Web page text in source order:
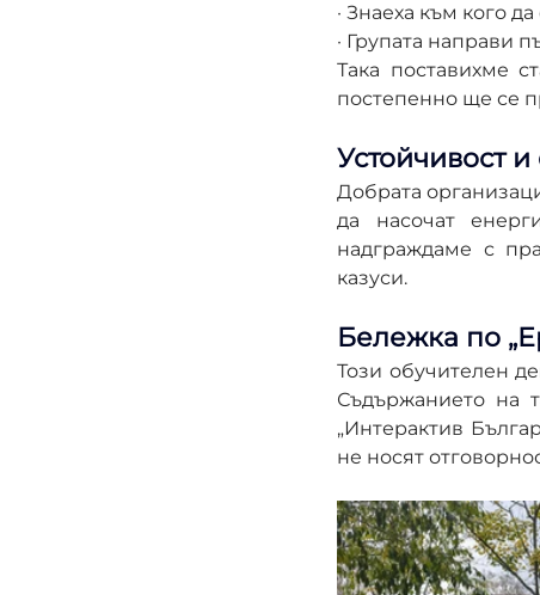
· Знаеха към кого
· Групата направи
Така поставихме
постепенно ще се
Устойчивост
Добрата
да насочат
надграждаме с
казуси.
Бележка по
Този обучителен
Съдържанието на
„Интерактив
не носят